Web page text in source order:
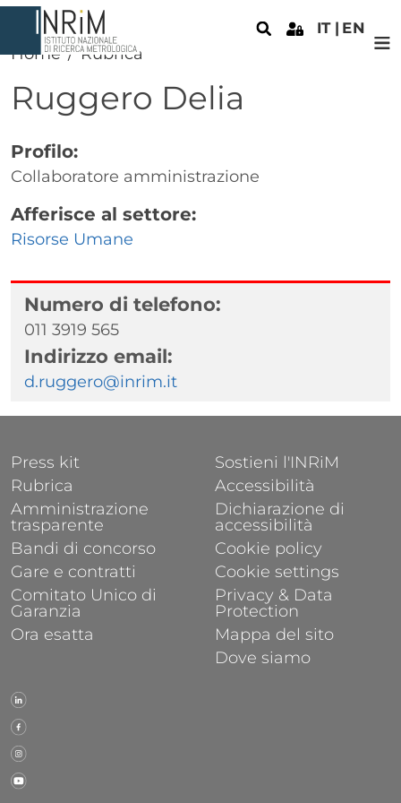
Salta al contenuto principale
IT EN
Home Rubrica
Ruggero Delia
Profilo:
Collaboratore amministrazione
Afferisce al settore:
Risorse Umane
Numero di telefono:
011 3919 565
Indirizzo email:
d.ruggero@inrim.it
FOOTER 1
Press kit
Rubrica
Amministrazione
trasparente
Bandi di concorso
Gare e contratti
Comitato Unico di
Garanzia
Ora esatta
FOOTER 2
Sostieni l'INRiM
Accessibilità
Dichiarazione di
accessibilità
Cookie policy
Cookie settings
Privacy & Data
Protection
Mappa del sito
Dove siamo